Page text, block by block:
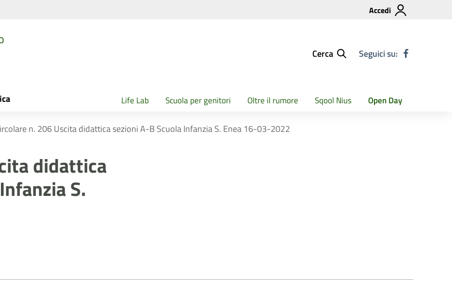
Accedi
Cerca Seguici su:
Life Lab Scuola per genitori Oltre il rumore Sqool Nius Open Day
n. 206 Uscita didattica sezioni A-B Scuola Infanzia S. Enea 16-03-2022
didattica
S.